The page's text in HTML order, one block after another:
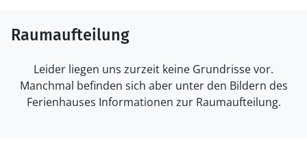
Raumaufteilung
Leider liegen uns zurzeit keine Grundrisse vor.
Manchmal befinden sich aber unter den Bildern des
Ferienhauses Informationen zur Raumaufteilung.